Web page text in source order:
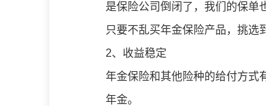
是保险公司倒闭了，我们的保单
只要不乱买年金保险产品，挑选
2、收益稳定
年金保险和其他险种的给付方式
年金。